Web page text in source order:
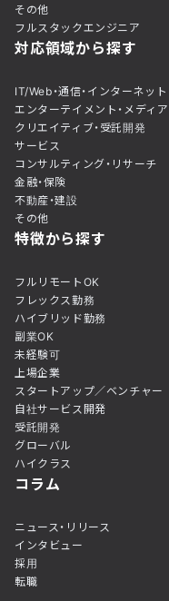
その他
フルスタックエンジニア
対応領域から探す
IT/Web・通信・インターネット
エンターテイメント・メディア
クリエイティブ・受託開発
サービス
コンサルティング・リサーチ
金融・保険
不動産・建設
その他
特徴から探す
フルリモートOK
フレックス勤務
ハイブリッド勤務
副業OK
未経験可
上場企業
スタートアップ／ベンチャー
自社サービス開発
受託開発
グローバル
ハイクラス
コラム
ニュース・リリース
インタビュー
採用
転職